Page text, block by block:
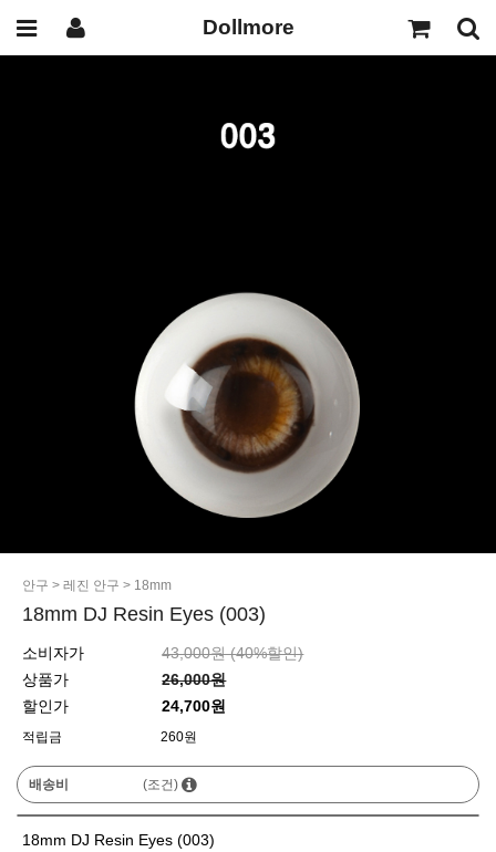
Dollmore
안구 > 레진 안구 > 18mm
18mm DJ Resin Eyes (003)
소비자가 43,000원 (40%할인)
상품가
26,000원
할인가
24,700원
적립금 260원
배송비 (조건)
18mm DJ Resin Eyes (003)